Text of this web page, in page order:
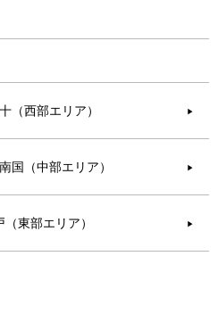
（西部エリア） ▶︎
国（中部エリア） ▶︎
東部エリア） ▶︎